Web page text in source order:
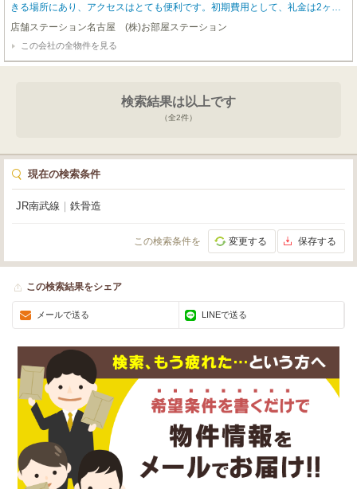
きる場所にあり、アクセスはとても便利です。初期費用として、礼金は2ヶ月
分かかります。
店舗ステーション名古屋 (株)お部屋ステーション
この会社の全物件を見る
検索結果は以上です
（全2件）
現在の検索条件
JR南武線 鉄骨造
この検索条件を 変更する 保存する
この検索結果をシェア
メールで送る LINEで送る